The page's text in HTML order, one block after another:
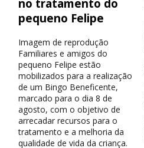
no tratamento do
pequeno Felipe
Imagem de reprodução
Familiares e amigos do
pequeno Felipe estão
mobilizados para a realização
de um Bingo Beneficente,
marcado para o dia 8 de
agosto, com o objetivo de
arrecadar recursos para o
tratamento e a melhoria da
qualidade de vida da criança.